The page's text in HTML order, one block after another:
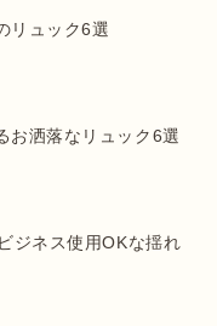
リュック6選
お洒落なリュック6選
ジネス使用OKな揺れ